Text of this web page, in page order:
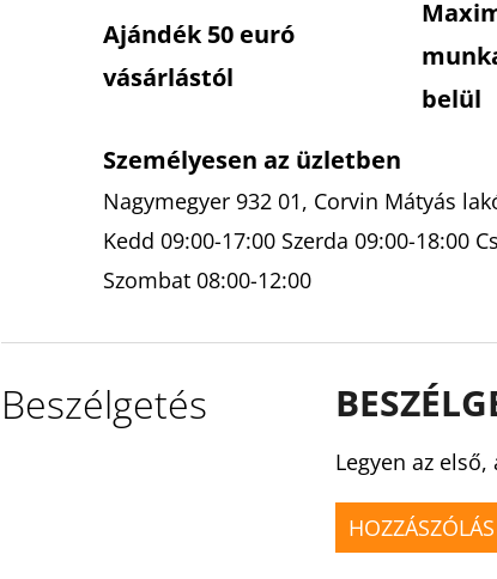
Ajándék 50 euró
vásárlástól
belül
Személyesen az üzletben
Nagymegyer 932 01, Corvin Mátyás
Kedd 09:00-17:00 Szerda 09:00-18:00
Szombat 08:00-12:00
Beszélgetés
Legyen az